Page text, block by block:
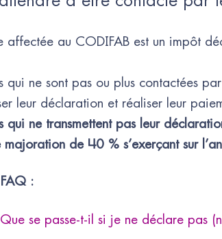
affectée au CODIFAB est un impôt
qui ne sont pas ou plus contactées
leur déclaration et réaliser leur
qui ne transmettent pas leur
majoration de 40 % s’exerçant sur
:
Que se passe-t-il si je ne déclare pas